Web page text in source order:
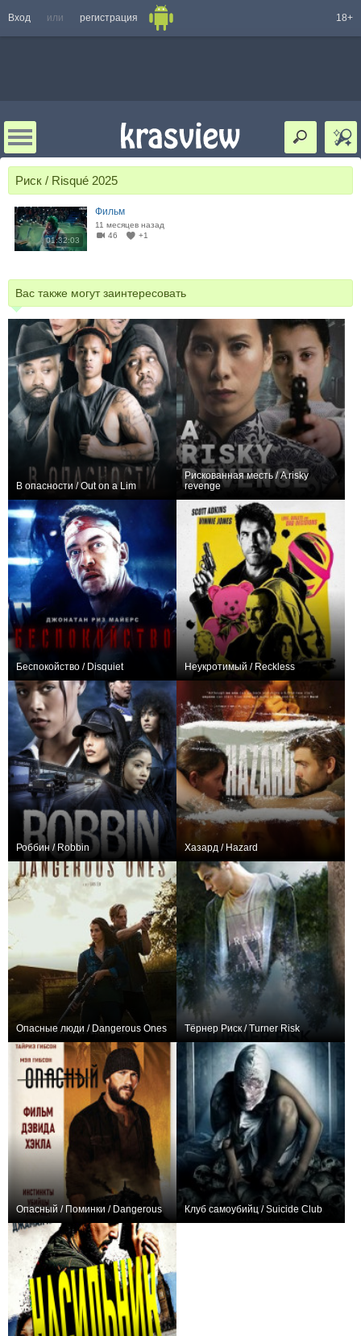
Вход или регистрация 18+
Риск / Risqué 2025
01:32:03
Фильм
11 месяцев назад
46
+1
Вас также могут заинтересовать
В опасности / Out on a Lim
Рискованная месть / A risky
revenge
Беспокойство / Disquiet Неукротимый / Reckless
Роббин / Robbin Хазард / Hazard
Опасные люди / Dangerous Ones Тёрнер Риск / Turner Risk
Опасный / Поминки / Dangerous Клуб самоубийц / Suicide Club